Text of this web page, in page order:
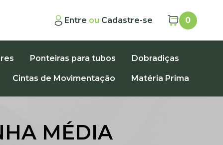
Entre ou Cadastre-se 0
Ponteiras para tubos Dobradiças
Cintas de Movimentação Matéria Prima
MÉDIA